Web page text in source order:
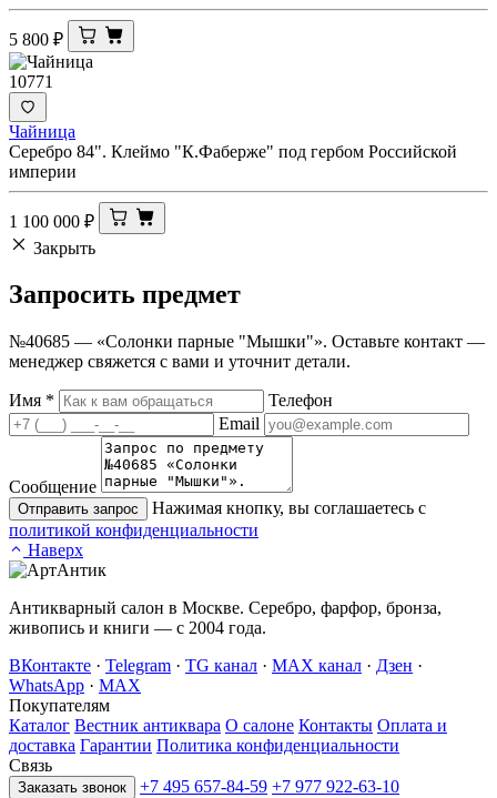
5 800 ₽
10771
Чайница
Серебро 84". Клеймо "К.Фаберже" под гербом Российской
империи
1 100 000 ₽
Закрыть
Запросить предмет
№40685 — «Солонки парные "Мышки"». Оставьте контакт —
менеджер свяжется с вами и уточнит детали.
Имя *
Телефон
Email
Сообщение
Отправить запрос
Нажимая кнопку, вы соглашаетесь с
политикой конфиденциальности
Наверх
Антикварный салон в Москве. Серебро, фарфор, бронза,
живопись и книги — с 2004 года.
ВКонтакте · Telegram · TG канал · MAX канал · Дзен ·
WhatsApp · MAX
Покупателям
Каталог Вестник антиквара О салоне Контакты Оплата и
доставка Гарантии Политика конфиденциальности
Связь
Заказать звонок +7 495 657-84-59 +7 977 922-63-10